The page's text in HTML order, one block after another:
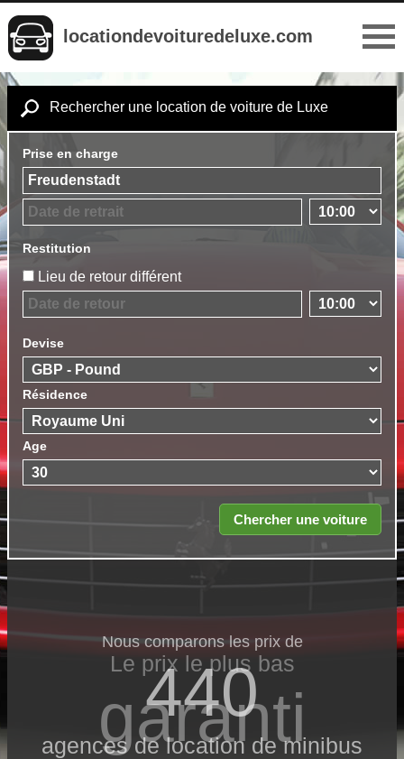
locationdevoituredeluxe.com
Rechercher une location de voiture de Luxe
Prise en charge
Restitution
Lieu de retour différent
Devise
Résidence
Age
Nous comparons les prix de
440
agences de location de minibus
Le prix le​ plus bas
garanti